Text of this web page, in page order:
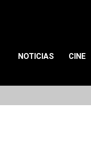
NOTICIAS CINE